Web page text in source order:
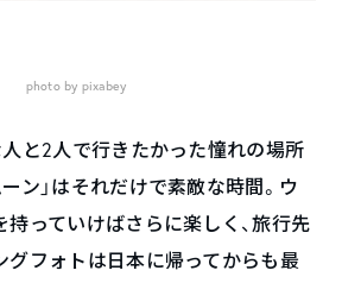
photo by pixabey
人と2人で行きたかった憧れの場所
ン」はそれだけで素敵な時間。ウ
っていけばさらに楽しく、旅行先
グフォトは日本に帰ってからも最